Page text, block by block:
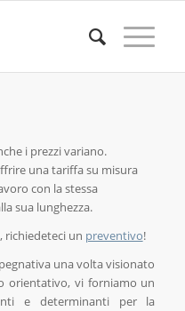
i prezzi variano.
una tariffa su misura
con la stessa
sua lunghezza.
richiedeteci un preventivo!
una volta visionato
orientativo, vi forniamo un
e determinanti per la